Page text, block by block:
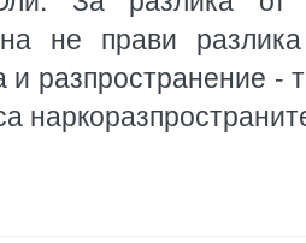
не прави
и разпространение -